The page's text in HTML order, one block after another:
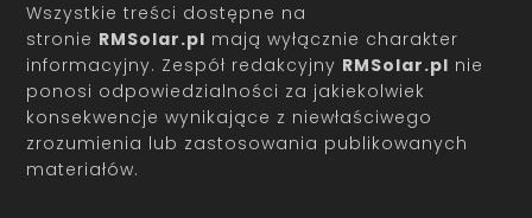
Wszystkie treści dostępne na
stronie RMSolar.pl mają wyłącznie charakter
informacyjny. Zespół redakcyjny RMSolar.pl nie
ponosi odpowiedzialności za jakiekolwiek
konsekwencje wynikające z niewłaściwego
zrozumienia lub zastosowania publikowanych
materiałów.